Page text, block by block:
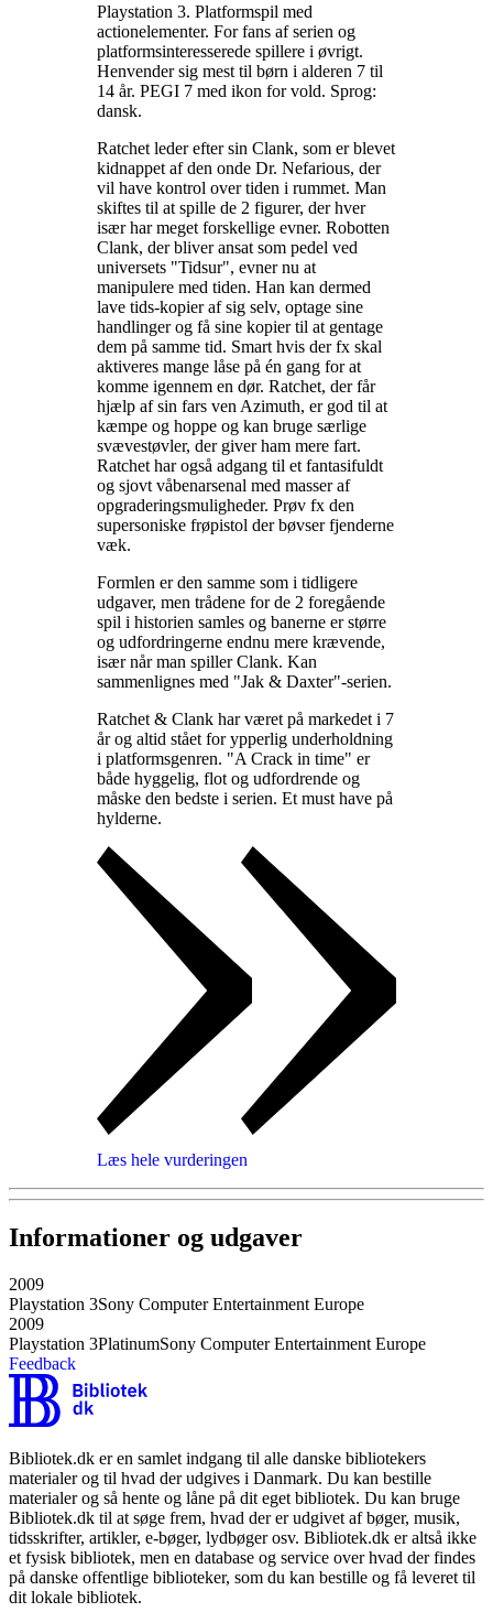
Playstation 3. Platformspil med
actionelementer. For fans af serien og
platformsinteresserede spillere i øvrigt.
Henvender sig mest til børn i alderen 7 til
14 år. PEGI 7 med ikon for vold. Sprog:
dansk.
Ratchet leder efter sin Clank, som er blevet
kidnappet af den onde Dr. Nefarious, der
vil have kontrol over tiden i rummet. Man
skiftes til at spille de 2 figurer, der hver
især har meget forskellige evner. Robotten
Clank, der bliver ansat som pedel ved
universets "Tidsur", evner nu at
manipulere med tiden. Han kan dermed
lave tids-kopier af sig selv, optage sine
handlinger og få sine kopier til at gentage
dem på samme tid. Smart hvis der fx skal
aktiveres mange låse på én gang for at
komme igennem en dør. Ratchet, der får
hjælp af sin fars ven Azimuth, er god til at
kæmpe og hoppe og kan bruge særlige
svævestøvler, der giver ham mere fart.
Ratchet har også adgang til et fantasifuldt
og sjovt våbenarsenal med masser af
opgraderingsmuligheder. Prøv fx den
supersoniske frøpistol der bøvser fjenderne
væk.
Formlen er den samme som i tidligere
udgaver, men trådene for de 2 foregående
spil i historien samles og banerne er større
og udfordringerne endnu mere krævende,
især når man spiller Clank. Kan
sammenlignes med "Jak & Daxter"-serien.
Ratchet & Clank har været på markedet i 7
år og altid stået for ypperlig underholdning
i platformsgenren. "A Crack in time" er
både hyggelig, flot og udfordrende og
måske den bedste i serien. Et must have på
hylderne.
Læs hele vurderingen
Informationer og udgaver
2009
Playstation 3Sony Computer Entertainment Europe
2009
Playstation 3PlatinumSony Computer Entertainment Europe
Feedback
Bibliotek.dk er en samlet indgang til alle danske bibliotekers
materialer og til hvad der udgives i Danmark. Du kan bestille
materialer og så hente og låne på dit eget bibliotek. Du kan bruge
Bibliotek.dk til at søge frem, hvad der er udgivet af bøger, musik,
tidsskrifter, artikler, e-bøger, lydbøger osv. Bibliotek.dk er altså ikke
et fysisk bibliotek, men en database og service over hvad der findes
på danske offentlige biblioteker, som du kan bestille og få leveret til
dit lokale bibliotek.